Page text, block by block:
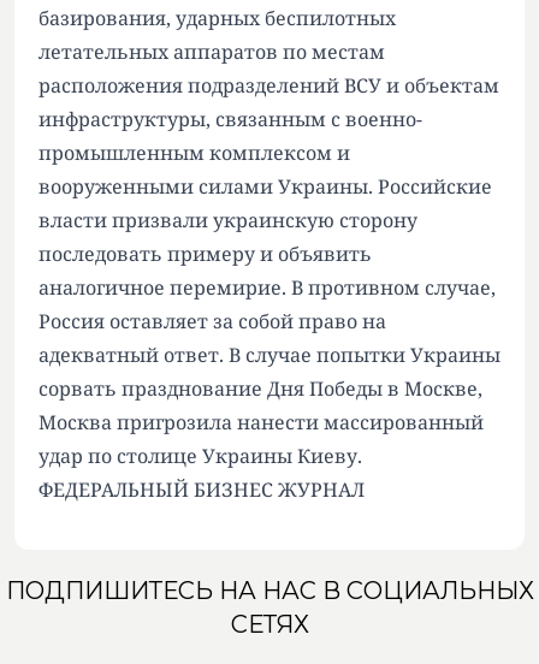
базирования, ударных беспилотных
летательных аппаратов по местам
расположения подразделений ВСУ и объектам
инфраструктуры, связанным с военно-
промышленным комплексом и
вооруженными силами Украины. Российские
власти призвали украинскую сторону
последовать примеру и объявить
аналогичное перемирие. В противном случае,
Россия оставляет за собой право на
адекватный ответ. В случае попытки Украины
сорвать празднование Дня Победы в Москве,
Москва пригрозила нанести массированный
удар по столице Украины Киеву.
ФЕДЕРАЛЬНЫЙ БИЗНЕС ЖУРНАЛ
ПОДПИШИТЕСЬ НА НАС В СОЦИАЛЬНЫХ
СЕТЯХ